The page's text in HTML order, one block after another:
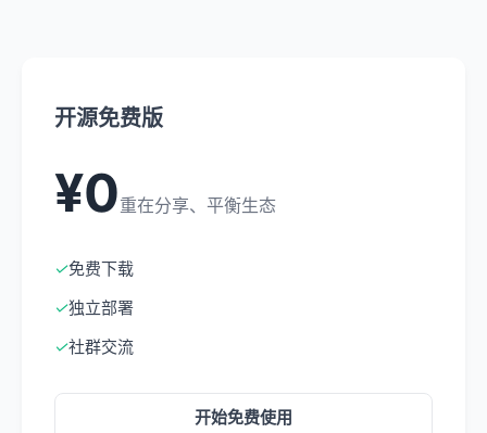
开源免费版
¥0重在分享、平衡生态
✓免费下载
✓独立部署
✓社群交流
开始免费使用